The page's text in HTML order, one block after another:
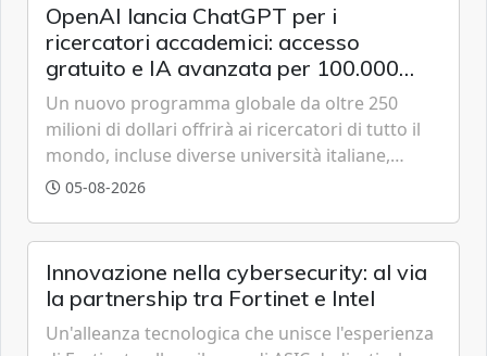
OpenAI lancia ChatGPT per i
ricercatori accademici: accesso
gratuito e IA avanzata per 100.000
scienziati
Un nuovo programma globale da oltre 250
milioni di dollari offrirà ai ricercatori di tutto il
mondo, incluse diverse università italiane,
strumenti avanzati basati sulla famiglia di
05-08-2026
Innovazione nella cybersecurity: al via
la partnership tra Fortinet e Intel
Un'alleanza tecnologica che unisce l'esperienza